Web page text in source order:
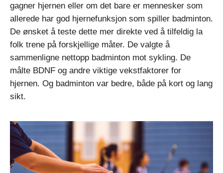
gagner hjernen eller om det bare er mennesker som
allerede har god hjernefunksjon som spiller badminton.
De ønsket å teste dette mer direkte ved å tilfeldig la
folk trene på forskjellige måter. De valgte å
sammenligne nettopp badminton mot sykling. De
målte BDNF og andre viktige vekstfaktorer for
hjernen. Og badminton var bedre, både på kort og lang
sikt.